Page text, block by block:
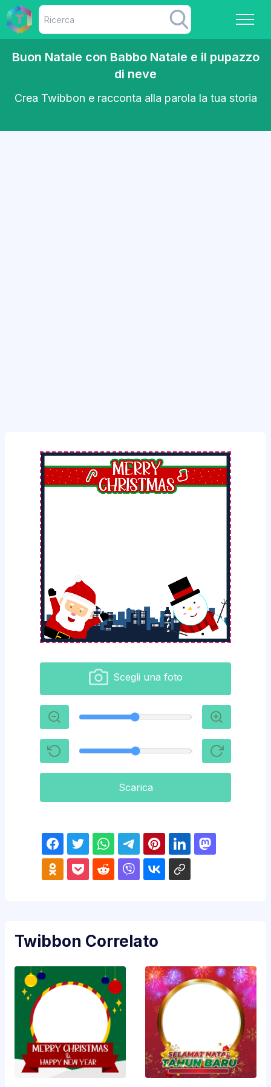
Buon Natale con Babbo Natale e il pupazzo
di neve
Crea Twibbon e racconta alla parola la tua storia
Scegli una foto
Scarica
Twibbon Correlato